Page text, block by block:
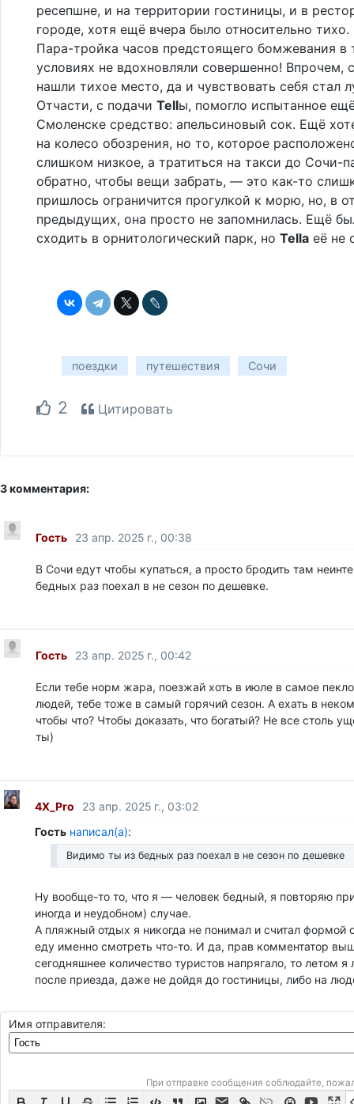
ресепшне, и на территории гостиницы, и в
городе, хотя ещё вчера было относительно тихо.
Пара-тройка часов предстоящего бомжевания в
условиях не вдохновляли совершенно! Впрочем,
нашли тихое место, да и чувствовать себя стал
Отчасти, с подачи Tellы, помогло испытанное
Смоленске средство: апельсиновый сок. Ещё
на колесо обозрения, но то, которое
слишком низкое, а тратиться на такси до Сочи-
обратно, чтобы вещи забрать, — это как-то
пришлось ограничится прогулкой к морю, но, в
предыдущих, она просто не запомнилась. Ещё
сходить в орнитологический парк, но Tella её не
поездки путешествия Сочи
2 Цитировать
3 комментария:
Гость 23 апр. 2025 г., 00:38
В Сочи едут чтобы купаться, а просто бродить там
бедных раз поехал в не сезон по дешевке.
Гость 23 апр. 2025 г., 00:42
Если тебе норм жара, поезжай хоть в июле в самое
людей, тебе тоже в самый горячий сезон. А ехать в
чтобы что? Чтобы доказать, что богатый? Не все столь
ты)
4X_Pro
23 апр. 2025 г., 03:02
Гость написал(а):
Видимо ты из бедных раз поехал в не сезон по дешевке
Ну вообще-то то, что я — человек бедный, я повторяю
иногда и неудобном) случае.
А пляжный отдых я никогда не понимал и считал формой
еду именно смотреть что-то. И да, прав комментатор
сегодняшнее количество туристов напрягало, то летом я
после приезда, даже не дойдя до гостиницы, либо на
Имя отправителя:
При отправке сообщения соблюдайте,